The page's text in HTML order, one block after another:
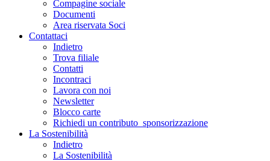
Compagine sociale
Documenti
Area riservata Soci
Contattaci
Indietro
Trova filiale
Contatti
Incontraci
Lavora con noi
Newsletter
Blocco carte
Richiedi un contributo_sponsorizzazione
La Sostenibilità
Indietro
La Sostenibilità